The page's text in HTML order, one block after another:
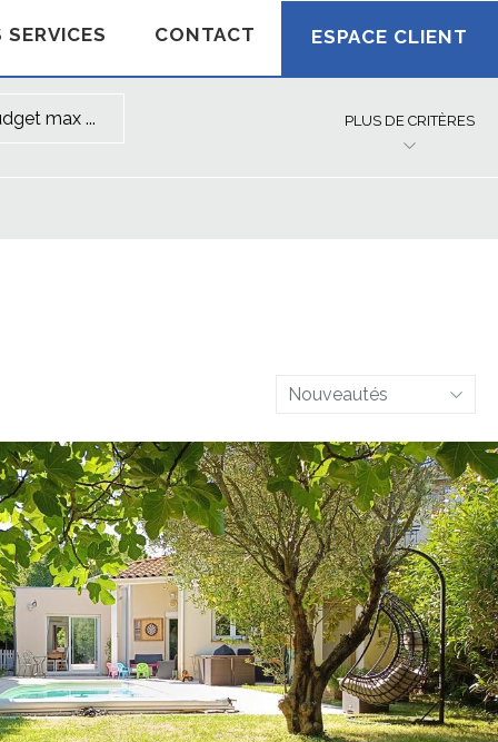
SERVICES CONTACT ESPACE CLIENT
PLUS DE CRITÈRES